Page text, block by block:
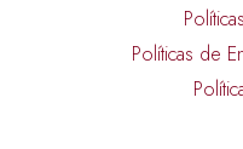
Políticas de